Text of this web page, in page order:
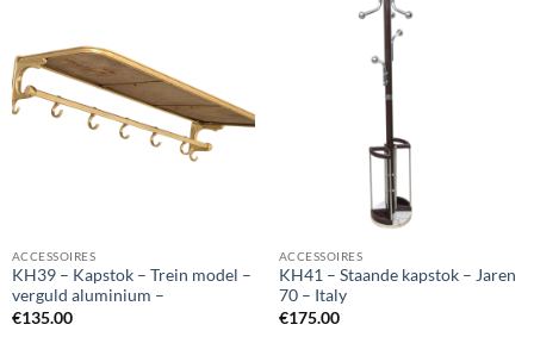
ACCESSOIRES
KH39 – Kapstok – Trein model –
verguld aluminium –
€135.00
ACCESSOIRES
KH41 – Staande kapstok – Jaren
70 – Italy
€175.00